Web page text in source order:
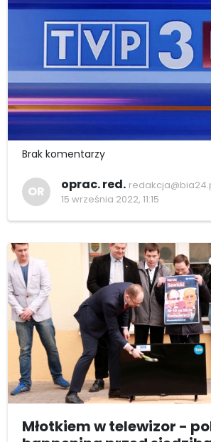
Brak komentarzy
OR oprac. red.
15 września 2022, 11:15
Młotkiem w telewizor -